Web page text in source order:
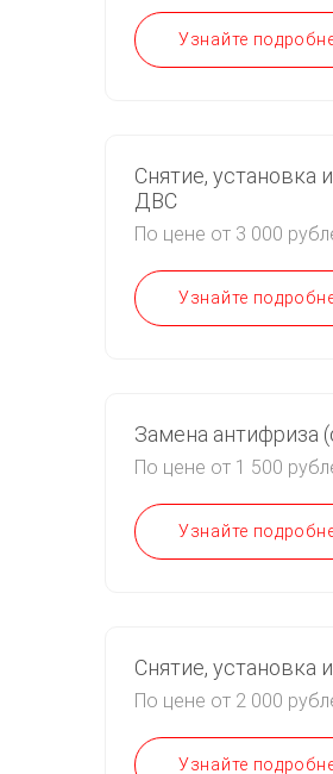
Узнайте
Снятие, установка
ДВС
По цене от 3 000
Узнайте
Замена антифриза
По цене от 1 500
Узнайте
Снятие, установка
По цене от 2 000
Узнайте